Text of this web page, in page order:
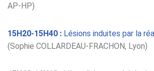
AP-HP)
15H20-15H40 : Lésions induites par la
(Sophie COLLARDEAU-FRACHON, Lyon)